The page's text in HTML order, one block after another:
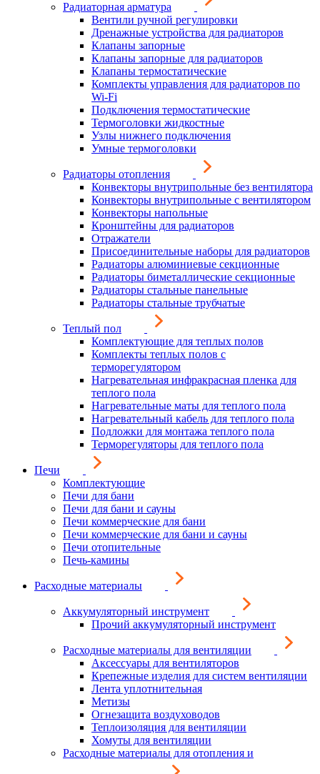
Радиаторная арматура
Вентили ручной регулировки
Дренажные устройства для радиаторов
Клапаны запорные
Клапаны запорные для радиаторов
Клапаны термостатические
Комплекты управления для радиаторов по
Wi-Fi
Подключения термостатические
Термоголовки жидкостные
Узлы нижнего подключения
Умные термоголовки
Радиаторы отопления
Конвекторы внутрипольные без вентилятора
Конвекторы внутрипольные с вентилятором
Конвекторы напольные
Кронштейны для радиаторов
Отражатели
Присоединительные наборы для радиаторов
Радиаторы алюминиевые секционные
Радиаторы биметаллические секционные
Радиаторы стальные панельные
Радиаторы стальные трубчатые
Теплый пол
Комплектующие для теплых полов
Комплекты теплых полов с
терморегулятором
Нагревательная инфракрасная пленка для
теплого пола
Нагревательные маты для теплого пола
Нагревательный кабель для теплого пола
Подложки для монтажа теплого пола
Терморегуляторы для теплого пола
Печи
Комплектующие
Печи для бани
Печи для бани и сауны
Печи коммерческие для бани
Печи коммерческие для бани и сауны
Печи отопительные
Печь-камины
Расходные материалы
Аккумуляторный инструмент
Прочий аккумуляторный инструмент
Расходные материалы для вентиляции
Аксессуары для вентиляторов
Крепежные изделия для систем вентиляции
Лента уплотнительная
Метизы
Огнезащита воздуховодов
Теплоизоляция для вентиляции
Хомуты для вентиляции
Расходные материалы для отопления и